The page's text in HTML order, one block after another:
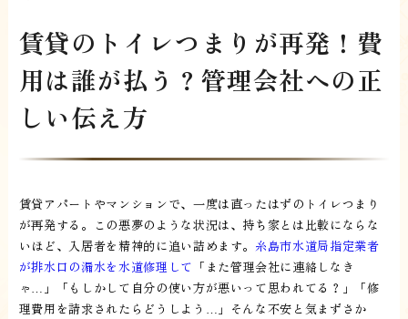
賃貸のトイレつまりが再発！費
用は誰が払う？管理会社への正
しい伝え方
賃貸アパートやマンションで、一度は直ったはずのトイレつまり
が再発する。この悪夢のような状況は、持ち家とは比較にならな
いほど、入居者を精神的に追い詰めます。 糸島市水道局指定業者
が排水口の漏水を水道修理して 「また管理会社に連絡しなき
ゃ…」「もしかして自分の使い方が悪いって思われてる？」「修
理費用を請求されたらどうしよう…」そんな不安と気まずさか